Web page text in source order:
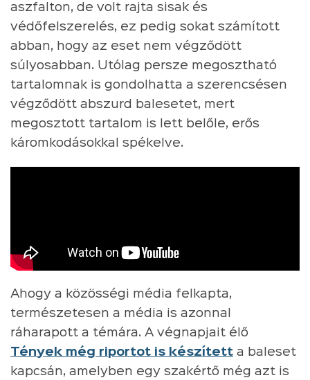
aszfalton, de volt rajta sisak és
védőfelszerelés, ez pedig sokat számított
abban, hogy az eset nem végződött
súlyosabban. Utólag persze megosztható
tartalomnak is gondolhatta a szerencsésen
végződött abszurd balesetet, mert
megosztott tartalom is lett belőle, erős
káromkodásokkal spékelve.
Ahogy a közösségi média felkapta,
természetesen a média is azonnal
ráharapott a témára. A végnapjait élő
Tények még riportot is készített a baleset
kapcsán, amelyben egy szakértő még azt is